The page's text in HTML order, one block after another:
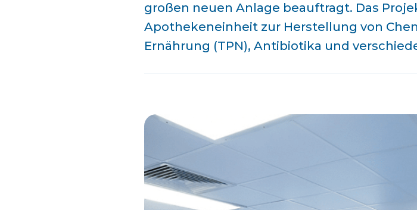
großen neuen Anlage beauftragt. Das
Apothekeneinheit zur Herstellung von
Ernährung (TPN), Antibiotika und